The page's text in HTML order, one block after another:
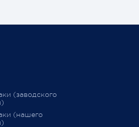
отправок "ПЭК"
(заводского
(нашего